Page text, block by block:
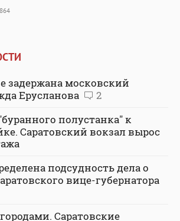
задержана московский
Ерусланова
2
полустанка" к
Саратовский вокзал вырос
подсудность дела о
вице-губернатора
Саратовские